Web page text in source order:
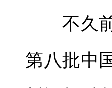
不久前
第八批中